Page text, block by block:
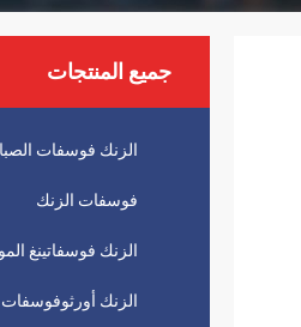
جميع المنتجات
الزنك فوسفات
فوسفات الزنك
الزنك فوسفاتينغ
الزنك أورثوفوسفات